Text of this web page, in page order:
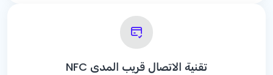
تقنية الاتصال قريب المدى NFC